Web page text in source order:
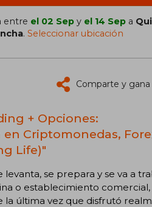
entre el 02 Sep y el 14 Sep a
. Seleccionar ubicación
Comparte y gana
+ Opciones:
Criptomonedas,
Life)"
se prepara y se va a
o establecimiento comercial,
la última vez que disfrutó